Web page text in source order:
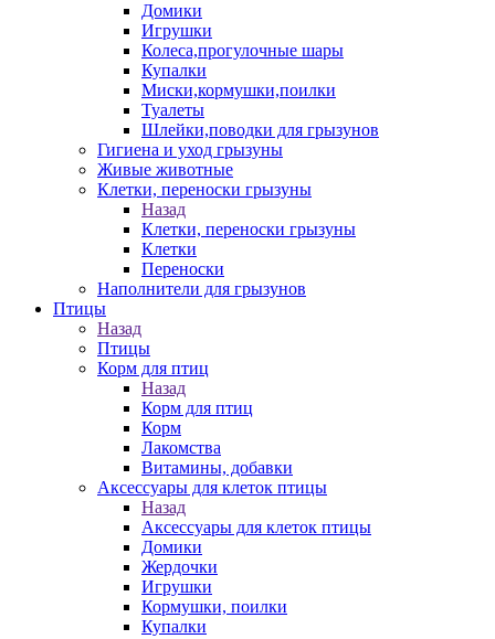
Домики
Игрушки
Колеса,прогулочные шары
Купалки
Миски,кормушки,поилки
Туалеты
Шлейки,поводки для грызунов
Гигиена и уход грызуны
Живые животные
Клетки, переноски грызуны
Назад
Клетки, переноски грызуны
Клетки
Переноски
Наполнители для грызунов
Птицы
Назад
Птицы
Корм для птиц
Назад
Корм для птиц
Корм
Лакомства
Витамины, добавки
Аксессуары для клеток птицы
Назад
Аксессуары для клеток птицы
Домики
Жердочки
Игрушки
Кормушки, поилки
Купалки